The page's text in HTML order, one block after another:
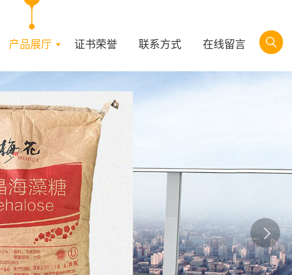
产品展厅 证书荣誉 联系方式 在线留言